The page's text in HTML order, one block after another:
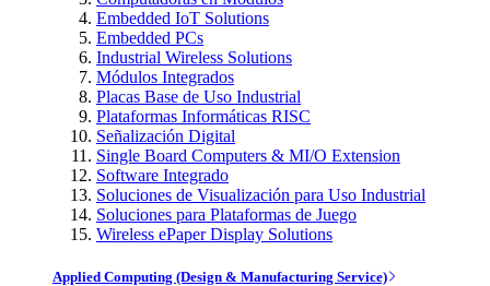
Embedded IoT Solutions
Embedded PCs
Industrial Wireless Solutions
Módulos Integrados
Placas Base de Uso Industrial
Plataformas Informáticas RISC
Señalización Digital
Single Board Computers & MI/O Extension
Software Integrado
Soluciones de Visualización para Uso Industrial
Soluciones para Plataformas de Juego
Wireless ePaper Display Solutions
Applied Computing (Design & Manufacturing Service)